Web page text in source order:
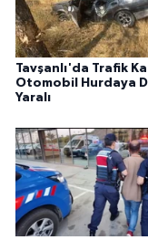
Tavşanlı'da Trafik
Otomobil Hurdaya
Yaralı